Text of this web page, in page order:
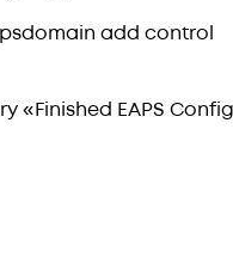
add control
«Finished EAPS